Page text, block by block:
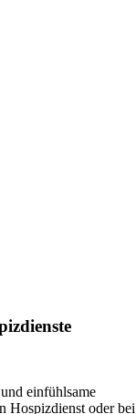
einfühlsame
Hospizdienst oder bei